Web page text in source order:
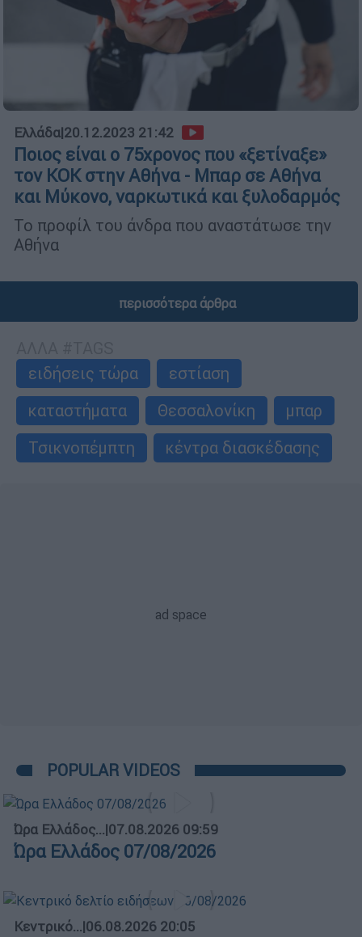
Ελλάδα|20.12.2023 21:42
Ποιος είναι ο 75χρονος που «ξετίναξε»
τον ΚΟΚ στην Αθήνα - Μπαρ σε Αθήνα
και Μύκονο, ναρκωτικά και ξυλοδαρμός
Το προφίλ του άνδρα που αναστάτωσε την
Αθήνα
περισσότερα άρθρα
ειδήσεις τώρα
εστίαση
καταστήματα
Θεσσαλονίκη
μπαρ
Τσικνοπέμπτη
κέντρα διασκέδασης
POPULAR VIDEOS
Ώρα Ελλάδος...|07.08.2026 09:59
Ώρα Ελλάδος 07/08/2026
Κεντρικό...|06.08.2026 20:05